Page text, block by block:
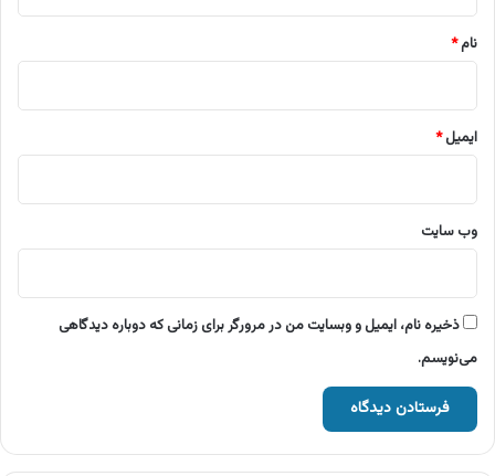
نام*
ایمیل*
وب‌ سایت
ذخیره نام، ایمیل و وبسایت من در مرورگر برای زمانی که دوباره دیدگاهی
می‌نویسم.